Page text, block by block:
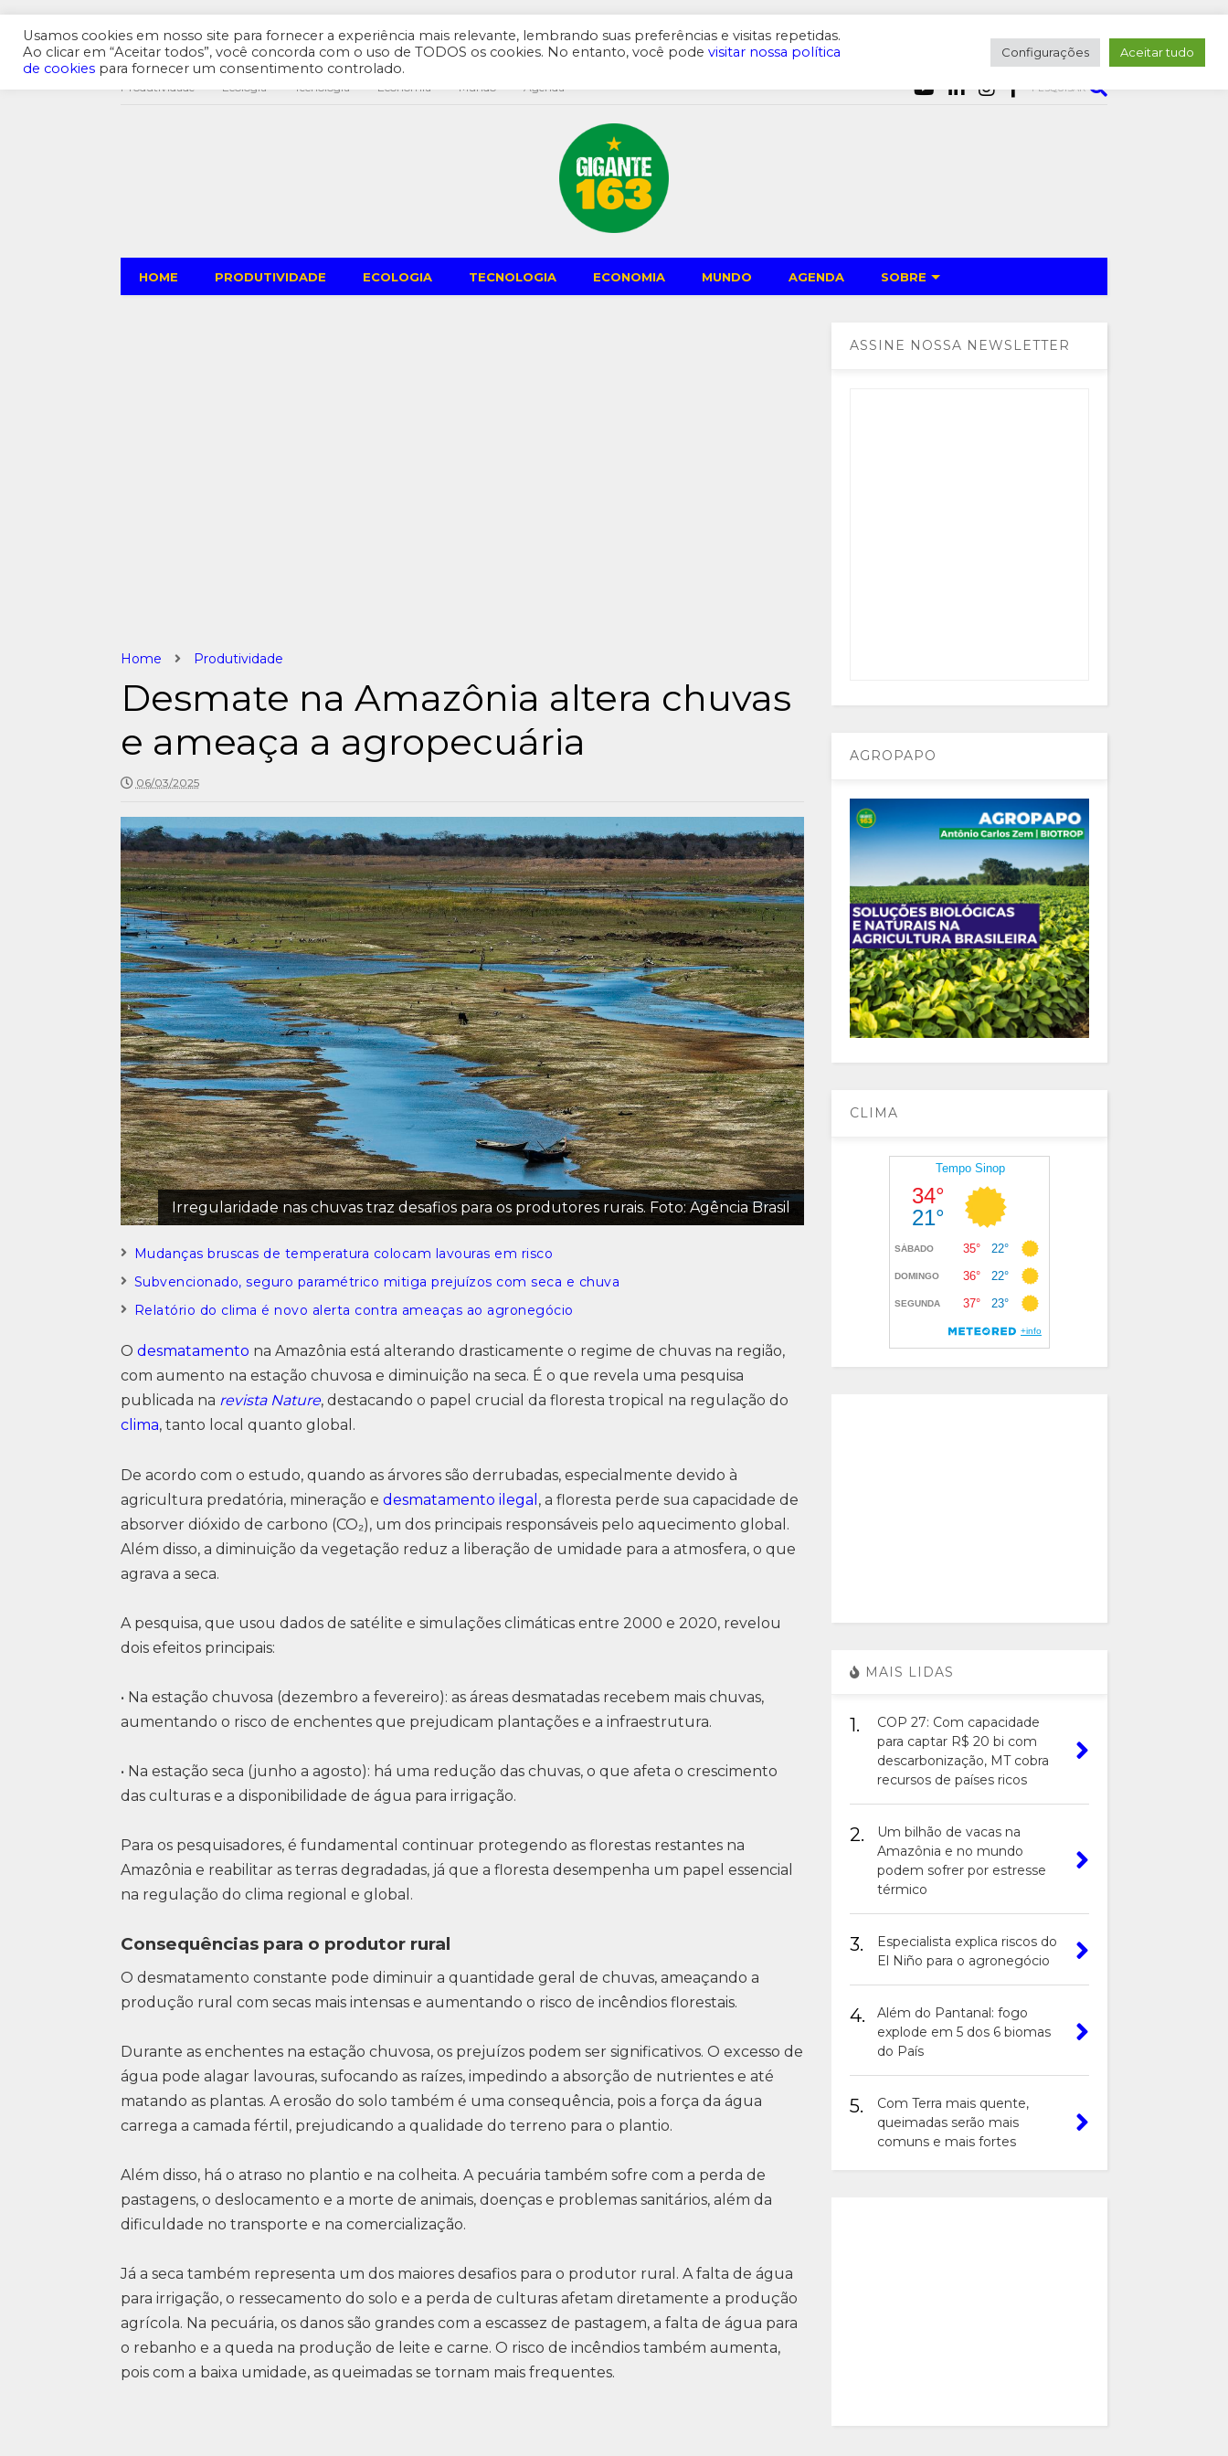
Produtividade Ecologia Tecnologia Economia Mundo Agenda PESQUISAR
HOME PRODUTIVIDADE ECOLOGIA TECNOLOGIA ECONOMIA MUNDO AGENDA SOBRE
Home Produtividade
Desmate na Amazônia altera chuvas
e ameaça a agropecuária
06/03/2025
Irregularidade nas chuvas traz desafios para os produtores rurais. Foto: Agência Brasil
Mudanças bruscas de temperatura colocam lavouras em risco
Subvencionado, seguro paramétrico mitiga prejuízos com seca e chuva
Relatório do clima é novo alerta contra ameaças ao agronegócio
O desmatamento na Amazônia está alterando drasticamente o regime de chuvas na região,
com aumento na estação chuvosa e diminuição na seca. É o que revela uma pesquisa
publicada na revista Nature, destacando o papel crucial da floresta tropical na regulação do
clima, tanto local quanto global.
De acordo com o estudo, quando as árvores são derrubadas, especialmente devido à
agricultura predatória, mineração e desmatamento ilegal , a floresta perde sua capacidade de
absorver dióxido de carbono (CO₂), um dos principais responsáveis pelo aquecimento global.
Além disso, a diminuição da vegetação reduz a liberação de umidade para a atmosfera, o que
agrava a seca.
A pesquisa, que usou dados de satélite e simulações climáticas entre 2000 e 2020, revelou
dois efeitos principais:
• Na estação chuvosa (dezembro a fevereiro): as áreas desmatadas recebem mais chuvas,
aumentando o risco de enchentes que prejudicam plantações e a infraestrutura.
• Na estação seca (junho a agosto): há uma redução das chuvas, o que afeta o crescimento
das culturas e a disponibilidade de água para irrigação.
Para os pesquisadores, é fundamental continuar protegendo as florestas restantes na
Amazônia e reabilitar as terras degradadas, já que a floresta desempenha um papel essencial
na regulação do clima regional e global.
Consequências para o produtor rural
O desmatamento constante pode diminuir a quantidade geral de chuvas, ameaçando a
produção rural com secas mais intensas e aumentando o risco de incêndios florestais.
Durante as enchentes na estação chuvosa, os prejuízos podem ser significativos. O excesso de
água pode alagar lavouras, sufocando as raízes, impedindo a absorção de nutrientes e até
matando as plantas. A erosão do solo também é uma consequência, pois a força da água
carrega a camada fértil, prejudicando a qualidade do terreno para o plantio.
Além disso, há o atraso no plantio e na colheita. A pecuária também sofre com a perda de
pastagens, o deslocamento e a morte de animais, doenças e problemas sanitários, além da
dificuldade no transporte e na comercialização.
Já a seca também representa um dos maiores desafios para o produtor rural. A falta de água
para irrigação, o ressecamento do solo e a perda de culturas afetam diretamente a produção
agrícola. Na pecuária, os danos são grandes com a escassez de pastagem, a falta de água para
o rebanho e a queda na produção de leite e carne. O risco de incêndios também aumenta,
pois com a baixa umidade, as queimadas se tornam mais frequentes.
ASSINE NOSSA NEWSLETTER
AGROPAPO
CLIMA
MAIS LIDAS
1.
COP 27: Com capacidade
para captar R$ 20 bi com
descarbonização, MT cobra
recursos de países ricos
2.
Um bilhão de vacas na
Amazônia e no mundo
podem sofrer por estresse
térmico
3.
Especialista explica riscos do
El Niño para o agronegócio
4.
Além do Pantanal: fogo
explode em 5 dos 6 biomas
do País
5.
Com Terra mais quente,
queimadas serão mais
comuns e mais fortes
Usamos cookies em nosso site para fornecer a experiência mais relevante, lembrando suas preferências e visitas repetidas.
Ao clicar em “Aceitar todos”, você concorda com o uso de TODOS os cookies. No entanto, você pode visitar nossa política
de cookies para fornecer um consentimento controlado.
Configurações Aceitar tudo